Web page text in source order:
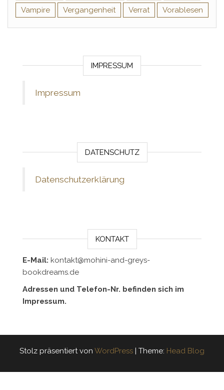
Vampire
Vergangenheit Verrat Vorablesen
IMPRESSUM
Impressum
DATENSCHUTZ
Datenschutzerklärung
KONTAKT
E-Mail: kontakt@mohini-and-greys-
bookdreams.de
Adressen und Telefon-Nr. befinden sich im
Impressum.
Stolz präsentiert von WordPress | Theme: Head Blog